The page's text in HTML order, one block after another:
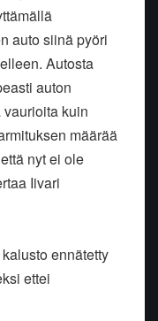
auto siinä pyöri
Autosta
auton
kuin
määrää
nyt ei ole
Iivari
ennätetty
ettei